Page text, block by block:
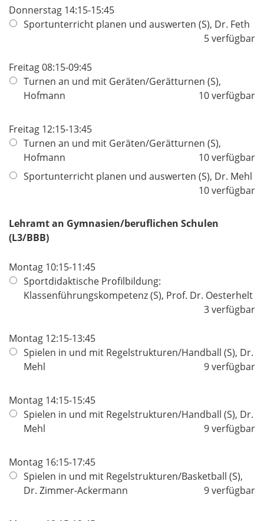
Donnerstag 14:15-15:45
Sportunterricht planen und auswerten (S), Dr. Feth
5 verfügbar
Freitag 08:15-09:45
Turnen an und mit Geräten/Gerätturnen (S),
Hofmann
10 verfügbar
Freitag 12:15-13:45
Turnen an und mit Geräten/Gerätturnen (S),
Hofmann
10 verfügbar
Sportunterricht planen und auswerten (S), Dr. Mehl
10 verfügbar
Lehramt an Gymnasien/beruflichen Schulen
(L3/BBB)
Montag 10:15-11:45
Sportdidaktische Profilbildung:
Klassenführungskompetenz (S), Prof. Dr. Oesterhelt
3 verfügbar
Montag 12:15-13:45
Spielen in und mit Regelstrukturen/Handball (S), Dr.
Mehl
9 verfügbar
Montag 14:15-15:45
Spielen in und mit Regelstrukturen/Handball (S), Dr.
Mehl
9 verfügbar
Montag 16:15-17:45
Spielen in und mit Regelstrukturen/Basketball (S),
Dr. Zimmer-Ackermann
9 verfügbar